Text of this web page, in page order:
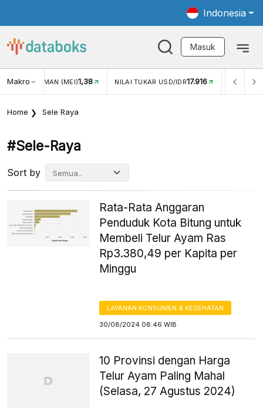
Indonesia
Masuk
MakroWISMAN (MEI)1,38 NILAI TUKAR USD/IDR17.916 INFLASI
Home Sele Raya
#sele-Raya
Sort by
Rata-Rata Anggaran
Penduduk Kota Bitung untuk
Membeli Telur Ayam Ras
Rp3.380,49 per Kapita per
Minggu
LAYANAN KONSUMEN & KESEHATAN
30/08/2024 08:46 WIB
10 Provinsi dengan Harga
Telur Ayam Paling Mahal
(Selasa, 27 Agustus 2024)